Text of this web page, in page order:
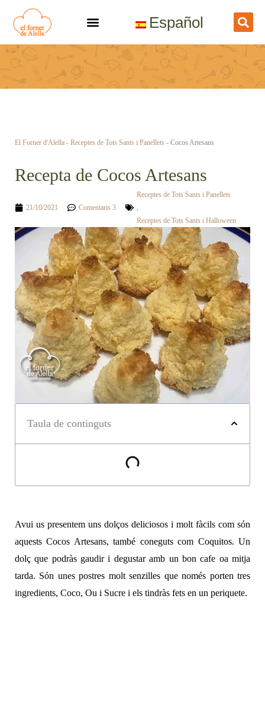
contingut
Español
El Forner d'Alella - Receptes de Tots Sants i Panellets - Cocos Artesans
Recepta de Cocos Artesans
21/10/2021 Comentaris 3
Receptes de Tots Sants i Panellets
Receptes de Tots Sants i Halloween
Taula de continguts
Avui us presentem uns dolços deliciosos i molt fàcils com són
aquests Cocos Artesans, també coneguts com Coquitos. Un
dolç que podràs gaudir i degustar amb un bon cafe oa mitja
tarda. Són unes postres molt senzilles que només porten tres
ingredients, Coco, Ou i Sucre i els tindràs fets en un periquete.